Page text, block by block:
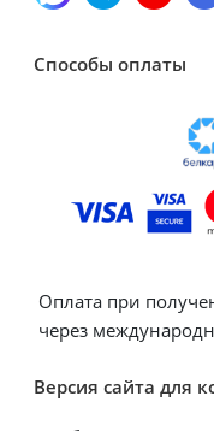
Способы оплаты
Оплата при
через
Версия сайта для